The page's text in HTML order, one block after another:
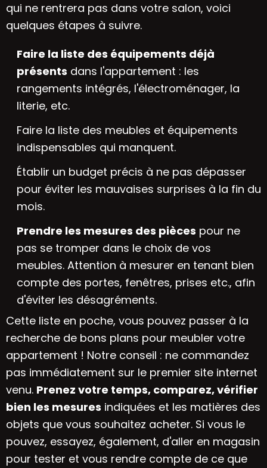
qui ne rentrera pas dans votre salon, voici
quelques étapes à suivre.
Faire la liste des équipements déjà
présents dans l'appartement : les
rangements intégrés, l'électroménager, la
literie, etc.
Faire la liste des meubles et équipements
indispensables qui manquent.
Établir un budget précis à ne pas dépasser
pour éviter les mauvaises surprises à la fin du
mois.
Prendre les mesures des pièces pour ne
pas se tromper dans le choix de vos
meubles. Attention à mesurer en tenant bien
compte des portes, fenêtres, prises etc., afin
d'éviter les désagréments.
Cette liste en poche, vous pouvez passer à la
recherche de bons plans pour meubler votre
appartement ! Notre conseil : ne commandez
pas immédiatement sur le premier site internet
venu. Prenez votre temps, comparez, vérifier
bien les mesures indiquées et les matières des
objets que vous souhaitez acheter. Si vous le
pouvez, essayez, également, d'aller en magasin
pour tester et vous rendre compte de ce que